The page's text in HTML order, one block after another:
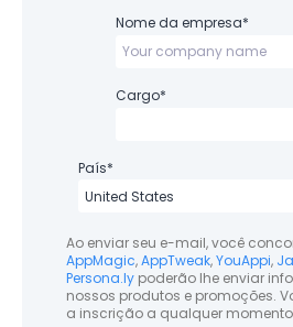
Nome da empresa*
Cargo*
País*
Ao enviar seu e-mail, você
AppMagic,AppTweak,YouAppi,
Persona.ly poderão lhe enviar
nossos produtos e promoções.
a inscrição a qualquer